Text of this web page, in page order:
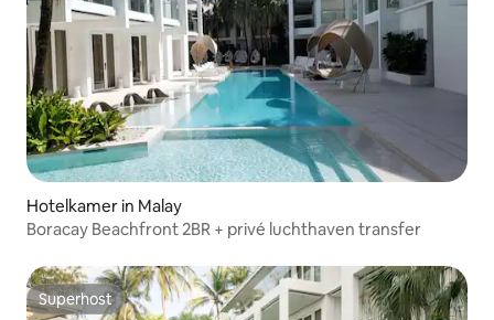
Hotelkamer in Malay
Boracay Beachfront 2BR + privé luchthaven transfer
Superhost
Superhost